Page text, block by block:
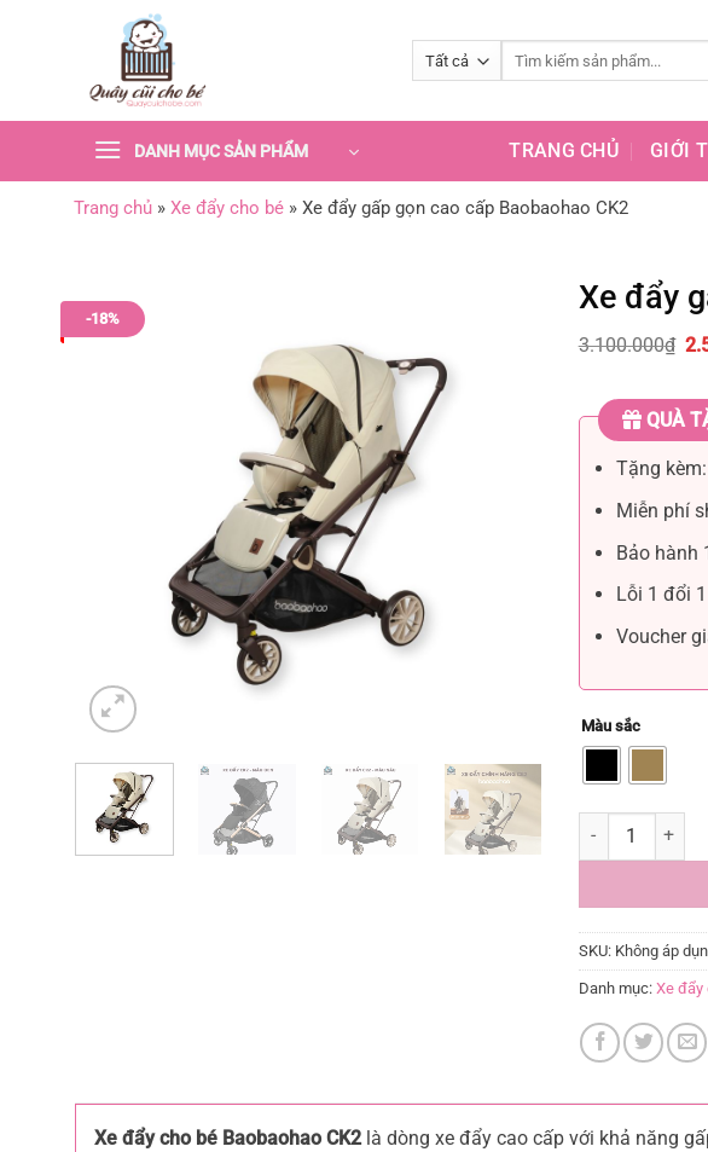
DANH MỤC SẢN PHẨM TRANG CHỦ GIỚI
Trang chủ» Xe đẩy cho bé» Xe đẩy gấp gọn cao cấp Baobaohao CK2
-18%
Xe đẩy
3.100.000₫
QUÀ
Tặng
Miễn phí
Bảo hành
Lỗi 1 đổi
Voucher
Màu sắc
SKU: Không áp
Danh mục: Xe đẩy
Xe đẩy cho bé Baobaohao CK2là dòng xe đẩy cao cấp với khả năng